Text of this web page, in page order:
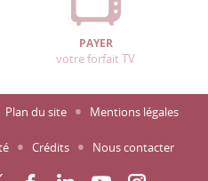
PAYER
votre forfait TV
Plan du site Mentions légales
Crédits Nous contacter